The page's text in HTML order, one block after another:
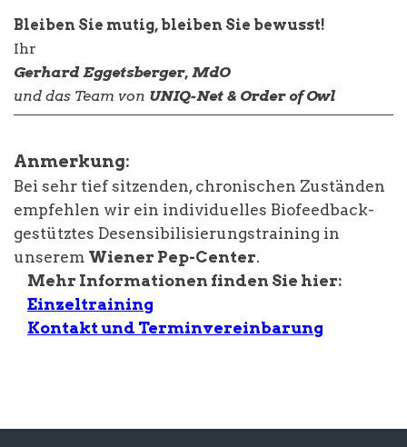
Bleiben Sie mutig, bleiben Sie bewusst!
Ihr
Gerhard Eggetsberger, MdO
und das Team von UNIQ-Net & Order of Owl
Anmerkung:
Bei sehr tief sitzenden, chronischen Zuständen
empfehlen wir ein individuelles Biofeedback-
gestütztes Desensibilisierungstraining in
unserem Wiener Pep-Center.
Mehr Informationen finden Sie hier:
Einzeltraining
Kontakt und Terminvereinbarung